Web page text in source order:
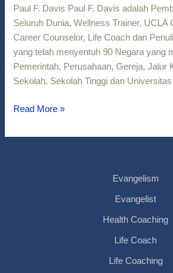
Paul F. Davis Paul F. Davis adalah
Seluruh Dunia, Wellness Trainer, UCLA
Career Counselor, Life Coach dan
yang telah menyentuh 90 Negara yang
Pemerintah, Perusahaan, Gereja, Jalur
Sekolah, Sekolah Tinggi dan
F.
Davis
Read More »
Evangelism
Evangelist
Health Coaching
Life Coach
Life Coaching